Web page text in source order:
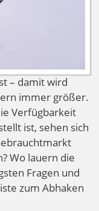
– damit wird
immer größer.
Verfügbarkeit
ist, sehen sich
Wo lauern die
Fragen und
zum Abhaken